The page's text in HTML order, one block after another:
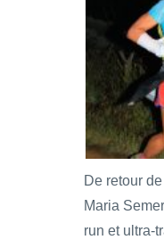
De retour
Maria
run et ultra-